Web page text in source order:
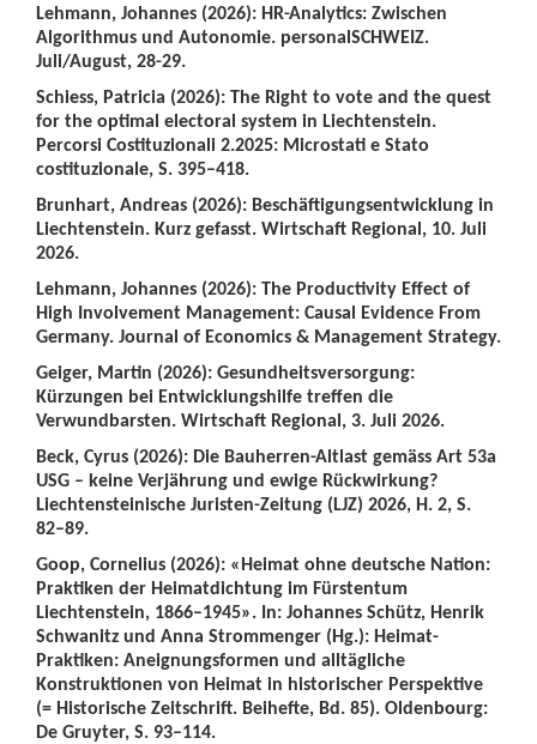
Lehmann, Johannes (2026): HR-Analytics: Zwischen
Algorithmus und Autonomie. personalSCHWEIZ.
Juli/August, 28-29.
Schiess, Patricia (2026): The Right to vote and the quest
for the optimal electoral system in Liechtenstein.
Percorsi Costituzionali 2.2025: Microstati e Stato
costituzionale, S. 395–418.
Brunhart, Andreas (2026): Beschäftigungsentwicklung in
Liechtenstein. Kurz gefasst. Wirtschaft Regional, 10. Juli
2026.
Lehmann, Johannes (2026): The Productivity Effect of
High Involvement Management: Causal Evidence From
Germany. Journal of Economics & Management Strategy.
Geiger, Martin (2026): Gesundheitsversorgung:
Kürzungen bei Entwicklungshilfe treffen die
Verwundbarsten. Wirtschaft Regional, 3. Juli 2026.
Beck, Cyrus (2026): Die Bauherren-Altlast gemäss Art 53a
USG – keine Verjährung und ewige Rückwirkung?
Liechtensteinische Juristen-Zeitung (LJZ) 2026, H. 2, S.
82–89.
Goop, Cornelius (2026): «Heimat ohne deutsche Nation:
Praktiken der Heimatdichtung im Fürstentum
Liechtenstein, 1866–1945». In: Johannes Schütz, Henrik
Schwanitz und Anna Strommenger (Hg.): Heimat-
Praktiken: Aneignungsformen und alltägliche
Konstruktionen von Heimat in historischer Perspektive
(= Historische Zeitschrift. Beihefte, Bd. 85). Oldenbourg:
De Gruyter, S. 93–114.